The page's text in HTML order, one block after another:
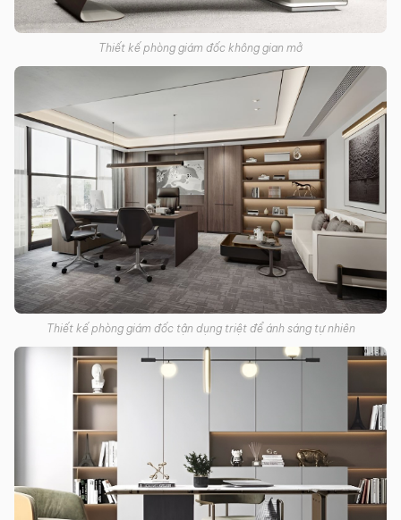
Thiết kế phòng giám đốc không gian mở
Thiết kế phòng giám đốc tận dụng triệt để ánh sáng tự nhiên